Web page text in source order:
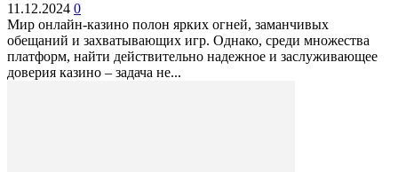
11.12.2024 0
Мир онлайн-казино полон ярких огней, заманчивых
обещаний и захватывающих игр. Однако, среди множества
платформ, найти действительно надежное и заслуживающее
доверия казино – задача не...